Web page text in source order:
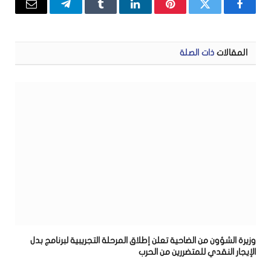
فيسبوكتويتر بينتيريستلينكدإنTumblrتيلقرامالبريد
المقالات ذات الصلة
وزيرة الشؤون من الضاحية تعلن إطلاق المرحلة التجريبية لبرنامج بدل
الإيجار النقدي للمتضررين من الحرب